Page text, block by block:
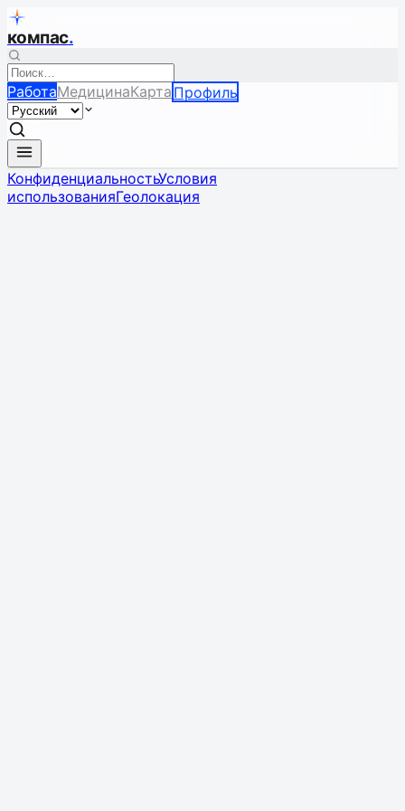
компас.
РаботаМедицинаКарта Профиль
КонфиденциальностьУсловия
использованияГеолокация